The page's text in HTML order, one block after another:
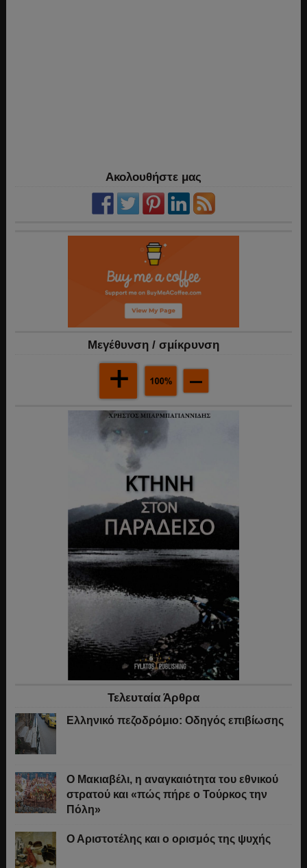
Ακολουθήστε μας
Mεγέθυνση / σμίκρυνση
Τελευταία Άρθρα
Ελληνικό πεζοδρόμιο: Οδηγός επιβίωσης
Ο Μακιαβέλι, η αναγκαιότητα του εθνικού
στρατού και «πώς πήρε ο Τούρκος την
Πόλη»
Ο Αριστοτέλης και ο ορισμός της ψυχής